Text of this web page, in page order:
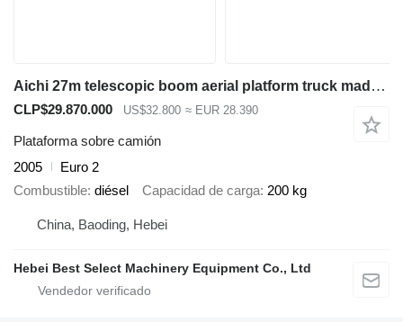
Aichi 27m telescopic boom aerial platform truck made in Japan Isuzu
CLP$29.870.000 US$32.800 ≈ EUR 28.390
Plataforma sobre camión
2005
Euro 2
Combustible diésel Capacidad de carga 200 kg
China, Baoding, Hebei
Hebei Best Select Machinery Equipment Co., Ltd